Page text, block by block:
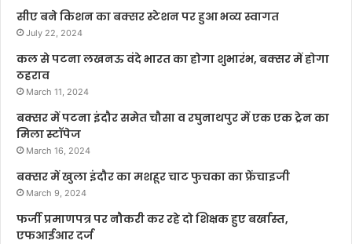
सीए बने किशन का बक्सर स्टेशन पर हुआ भव्य स्वागत
July 22, 2024
कल से पटना लखनऊ वंदे भारत का होगा शुभारंभ, बक्सर में होगा
ठहराव
March 11, 2024
बक्सर में पटना इंदौर समेत चौसा व रघुनाथपुर में एक एक ट्रेन का
मिला स्टॉपेज
March 16, 2024
बक्सर में खुला इंदौर का मशहूर चाट फुचका का फ्रेंचाइजी
March 9, 2024
फर्जी प्रमाणपत्र पर नौकरी कर रहे दो शिक्षक हुए बर्खास्त,
एफआईआर दर्ज